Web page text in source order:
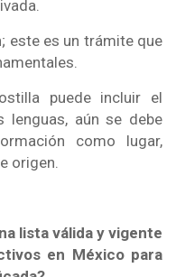
este es un trámite que
puede incluir el
aún se debe
como lugar,
origen.
lista válida y vigente
en México para